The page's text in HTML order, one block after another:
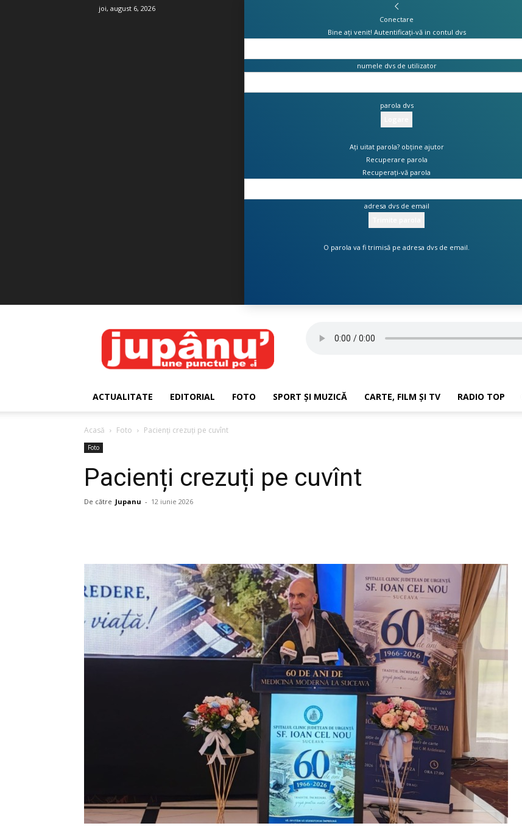
joi, august 6, 2026
Conectare
Bine ați venit! Autentificați-vă in contul dvs
numele dvs de utilizator
parola dvs
Ați uitat parola? obține ajutor
Recuperare parola
Recuperați-vă parola
adresa dvs de email
O parola va fi trimisă pe adresa dvs de email.
JUPÂNU'
ACTUALITATE EDITORIAL FOTO SPORT ȘI MUZICĂ CARTE, FILM ȘI TV RADIO TOP
Acasă Foto Pacienți crezuți pe cuvînt
Foto
Pacienți crezuți pe cuvînt
De către Jupanu - 12 iunie 2026